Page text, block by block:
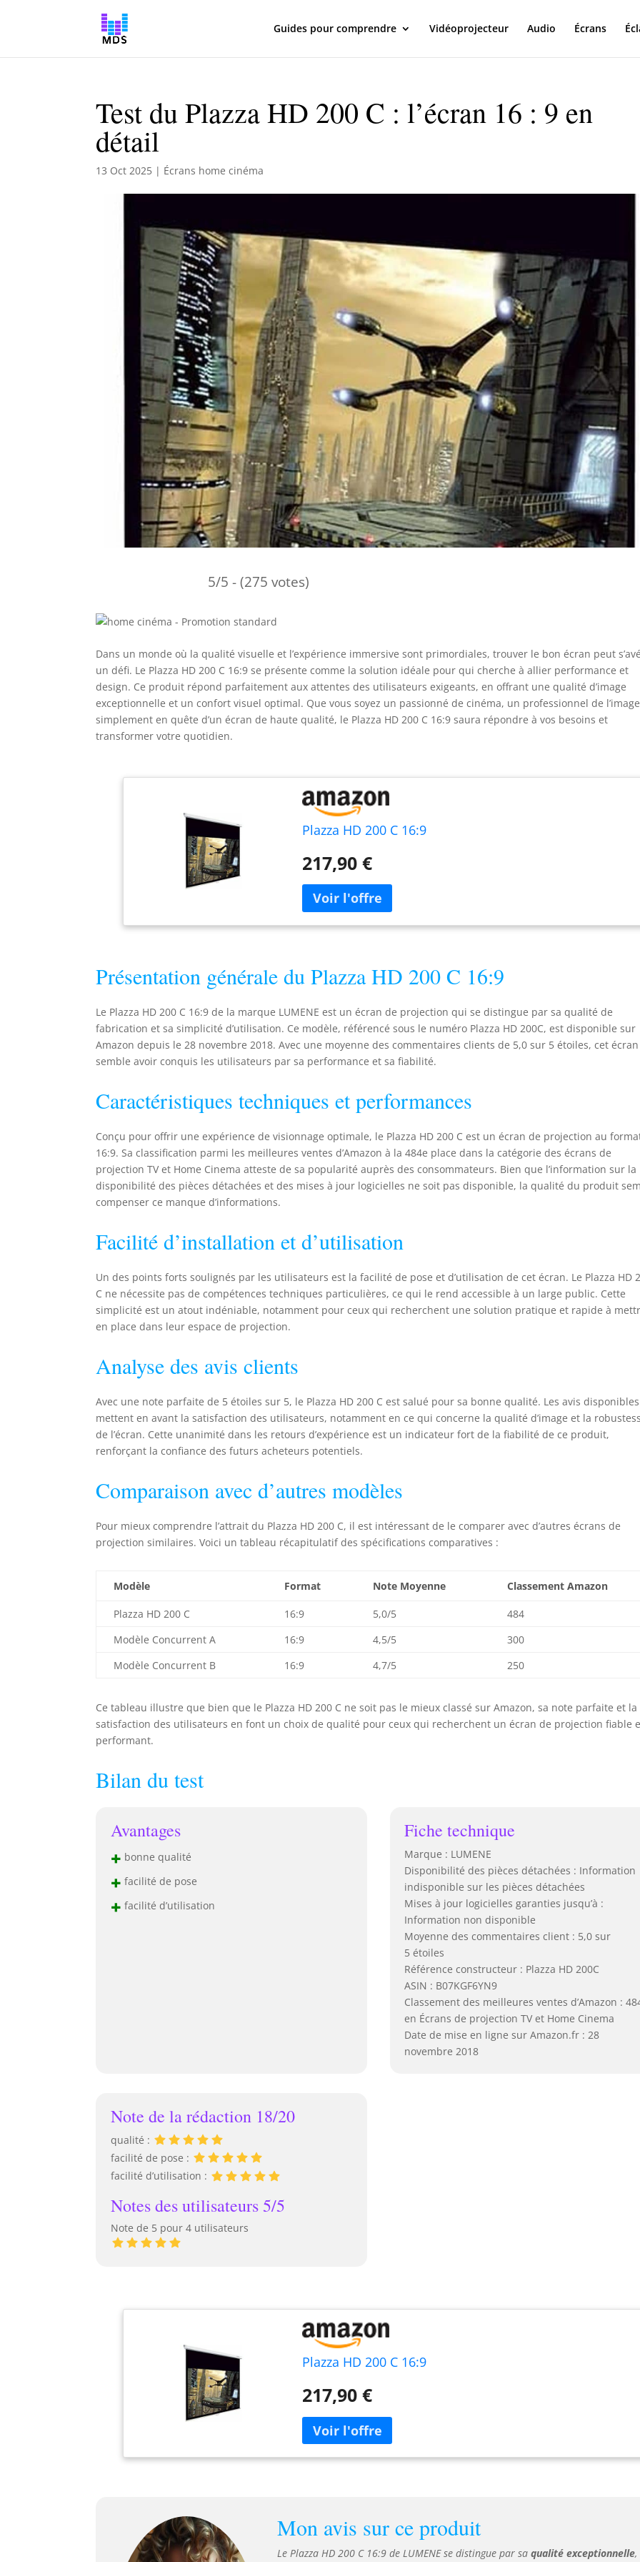
Guides pour comprendre Vidéoprojecteur Audio Écrans
Test du Plazza HD 200 C : l’écran 16 : 9 en
détail
13 Oct 2025 | Écrans home cinéma
5/5 - (275 votes)
Dans un monde où la qualité visuelle et l’expérience immersive sont primordiales, trouver le bon écran peut
un défi. Le Plazza HD 200 C 16:9 se présente comme la solution idéale pour qui cherche à allier performance et
design. Ce produit répond parfaitement aux attentes des utilisateurs exigeants, en offrant une qualité d’image
exceptionnelle et un confort visuel optimal. Que vous soyez un passionné de cinéma, un professionnel de
simplement en quête d’un écran de haute qualité, le Plazza HD 200 C 16:9 saura répondre à vos besoins et
transformer votre quotidien.
Plazza HD 200 C 16:9
217,90 €
Présentation générale du Plazza HD 200 C 16:9
Le Plazza HD 200 C 16:9 de la marque LUMENE est un écran de projection qui se distingue par sa qualité de
fabrication et sa simplicité d’utilisation. Ce modèle, référencé sous le numéro Plazza HD 200C, est disponible sur
Amazon depuis le 28 novembre 2018. Avec une moyenne des commentaires clients de 5,0 sur 5 étoiles, cet écran
semble avoir conquis les utilisateurs par sa performance et sa fiabilité.
Caractéristiques techniques et performances
Conçu pour offrir une expérience de visionnage optimale, le Plazza HD 200 C est un écran de projection au
16:9. Sa classification parmi les meilleures ventes d’Amazon à la 484e place dans la catégorie des écrans de
projection TV et Home Cinema atteste de sa popularité auprès des consommateurs. Bien que l’information sur la
disponibilité des pièces détachées et des mises à jour logicielles ne soit pas disponible, la qualité du produit
compenser ce manque d’informations.
Facilité d’installation et d’utilisation
Un des points forts soulignés par les utilisateurs est la facilité de pose et d’utilisation de cet écran. Le Plazza HD
C ne nécessite pas de compétences techniques particulières, ce qui le rend accessible à un large public. Cette
simplicité est un atout indéniable, notamment pour ceux qui recherchent une solution pratique et rapide à
en place dans leur espace de projection.
Analyse des avis clients
Avec une note parfaite de 5 étoiles sur 5, le Plazza HD 200 C est salué pour sa bonne qualité. Les avis disponibles
mettent en avant la satisfaction des utilisateurs, notamment en ce qui concerne la qualité d’image et la
de l’écran. Cette unanimité dans les retours d’expérience est un indicateur fort de la fiabilité de ce produit,
renforçant la confiance des futurs acheteurs potentiels.
Comparaison avec d’autres modèles
Pour mieux comprendre l’attrait du Plazza HD 200 C, il est intéressant de le comparer avec d’autres écrans de
projection similaires. Voici un tableau récapitulatif des spécifications comparatives :
Modèle Format Note Moyenne Classement Amazon
Plazza HD 200 C 16:9 5,0/5
484
Modèle Concurrent A
16:9 4,5/5
300
Modèle Concurrent B
16:9 4,7/5 250
Ce tableau illustre que bien que le Plazza HD 200 C ne soit pas le mieux classé sur Amazon, sa note parfaite et la
satisfaction des utilisateurs en font un choix de qualité pour ceux qui recherchent un écran de projection fiable
performant.
Bilan du test
Avantages
+ bonne qualité
+ facilité de pose
+ facilité d’utilisation
Fiche technique
Marque : LUMENE
Disponibilité des pièces détachées : Information
indisponible sur les pièces détachées
Mises à jour logicielles garanties jusqu’à :
Information non disponible
Moyenne des commentaires client : 5,0 sur
5 étoiles
Référence constructeur : Plazza HD 200C
ASIN : B07KGF6YN9
Classement des meilleures ventes d’Amazon :
en Écrans de projection TV et Home Cinema
Date de mise en ligne sur Amazon.fr : 28
novembre 2018
Note de la rédaction 18/20
qualité :
facilité de pose :
facilité d’utilisation :
Notes des utilisateurs 5/5
Note de 5 pour 4 utilisateurs
Plazza HD 200 C 16:9
217,90 €
Mon avis sur ce produit
Le Plazza HD 200 C 16:9 de LUMENE se distingue par saqualité exceptionnelle,